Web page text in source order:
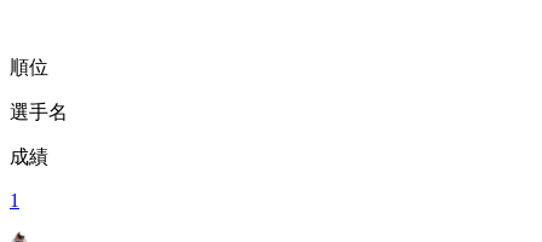
順位
選手名
成績
1